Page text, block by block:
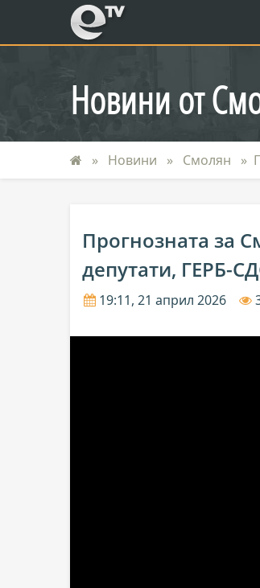
eTV
Новини от
Новини Смолян
Прогнозната за
депутати, ГЕРБ-
19:11, 21 април 2026